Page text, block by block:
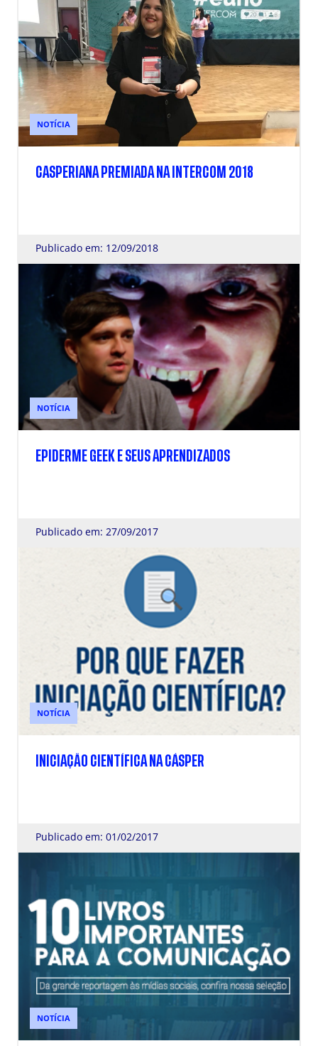
NOTÍCIA
CASPERIANA PREMIADA NA INTERCOM 2018
Publicado em: 12/09/2018
NOTÍCIA
EPIDERME GEEK E SEUS APRENDIZADOS
Publicado em: 27/09/2017
NOTÍCIA
INICIAÇÃO CIENTÍFICA NA CÁSPER
Publicado em: 01/02/2017
NOTÍCIA